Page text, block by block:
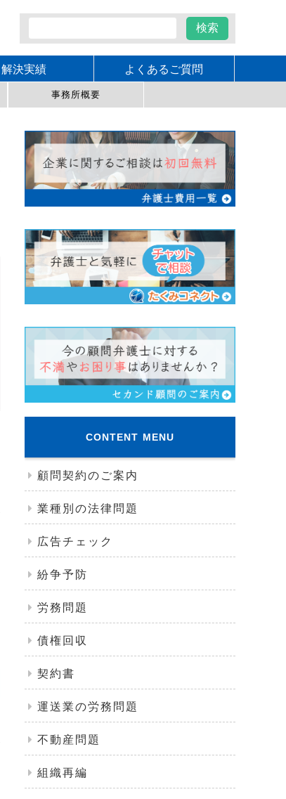
解決実績 よくあるご質問
事務所概要
CONTENT MENU
顧問契約のご案内
業種別の法律問題
広告チェック
紛争予防
労務問題
債権回収
契約書
運送業の労務問題
不動産問題
組織再編